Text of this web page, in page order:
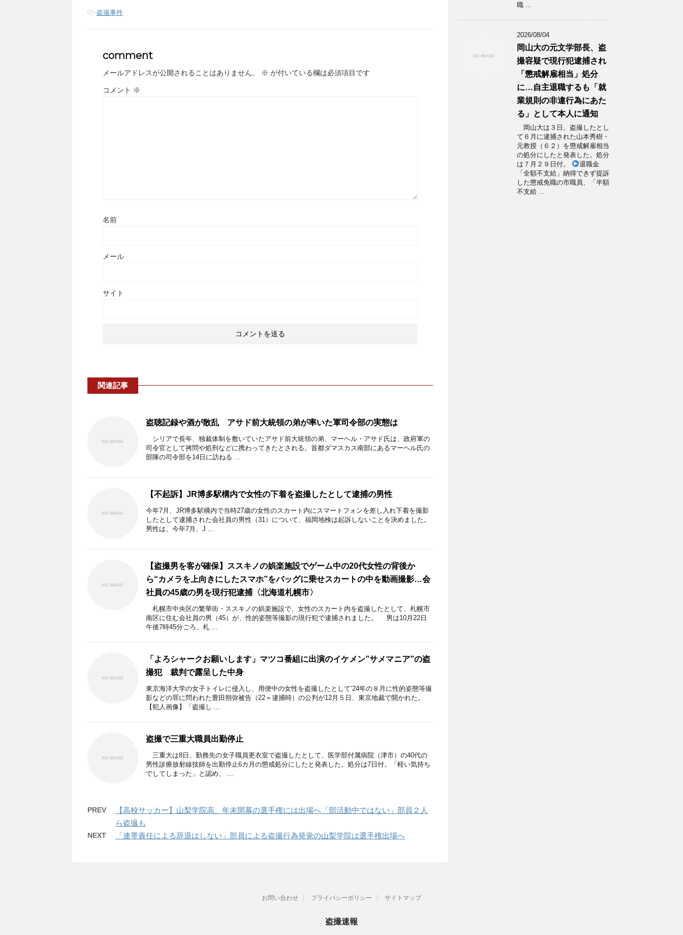
-盗撮事件
comment
メールアドレスが公開されることはありません。 ※ が付いている欄は必須項目です
コメント ※
名前
メール
サイト
関連記事
盗聴記録や酒が散乱 アサド前大統領の弟が率いた軍司令部の実態は
シリアで長年、独裁体制を敷いていたアサド前大統領の弟、マーヘル・アサド氏は、政府軍の
司令官として拷問や処刑などに携わってきたとされる。首都ダマスカス南部にあるマーヘル氏の
部隊の司令部を14日に訪ねる ...
【不起訴】JR博多駅構内で女性の下着を盗撮したとして逮捕の男性
今年7月、JR博多駅構内で当時27歳の女性のスカート内にスマートフォンを差し入れ下着を撮影
したとして逮捕された会社員の男性（31）について、福岡地検は起訴しないことを決めました。
男性は、今年7月、J ...
【盗撮男を客が確保】ススキノの娯楽施設でゲーム中の20代女性の背後か
ら“カメラを上向きにしたスマホ”をバッグに乗せスカートの中を動画撮影…会
社員の45歳の男を現行犯逮捕〈北海道札幌市〉
札幌市中央区の繁華街・ススキノの娯楽施設で、女性のスカート内を盗撮したとして、札幌市
南区に住む会社員の男（45）が、性的姿態等撮影の現行犯で逮捕されました。 男は10月22日
午後7時45分ごろ、札 ...
「よろシャークお願いします」マツコ番組に出演のイケメン”サメマニア”の盗
撮犯 裁判で露呈した中身
東京海洋大学の女子トイレに侵入し、用便中の女性を盗撮したとして’24年の８月に性的姿態等撮
影などの罪に問われた豊田朔弥被告（22＝逮捕時）の公判が12月５日、東京地裁で開かれた。
【犯人画像】「盗撮し ...
盗撮で三重大職員出勤停止
三重大は8日、勤務先の女子職員更衣室で盗撮したとして、医学部付属病院（津市）の40代の
男性診療放射線技師を出勤停止6カ月の懲戒処分にしたと発表した。処分は7日付。「軽い気持ち
でしてしまった」と認め、 ...
PREV
【高校サッカー】山梨学院高、年末開幕の選手権には出場へ「部活動中ではない」部員２人
ら盗撮も
NEXT 「連帯責任による辞退はしない」部員による盗撮行為発覚の山梨学院は選手権出場へ
職 ...
2026/08/04
岡山大の元文学部長、盗
撮容疑で現行犯逮捕され
「懲戒解雇相当」処分
に…自主退職するも「就
業規則の非違行為にあた
る」として本人に通知
岡山大は３日、盗撮したとし
て６月に逮捕された山本秀樹・
元教授（６２）を懲戒解雇相当
の処分にしたと発表した。処分
は７月２９日付。
退職金
「全額不支給」納得できず提訴
した懲戒免職の市職員、「半額
不支給 ...
お問い合わせ プライバシーポリシー サイトマップ
盗撮速報